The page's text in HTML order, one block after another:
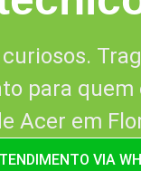
para quem
Acer em
VIA